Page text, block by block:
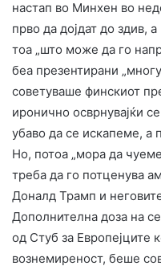
настап во Минхен во
прво да дојдат до здив,
тоа „што може да го
беа презентирани
советуваше финскиот
иронично осврнувајќи
убаво да се искапеме, а
Но, потоа „мора да
треба да го потценува
Доналд Трамп и
Дополнителна доза на
од Стуб за Европејците
вознемиреност, беше